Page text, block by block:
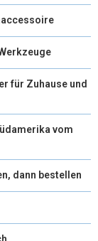
für Zuhause und
vom
dann bestellen